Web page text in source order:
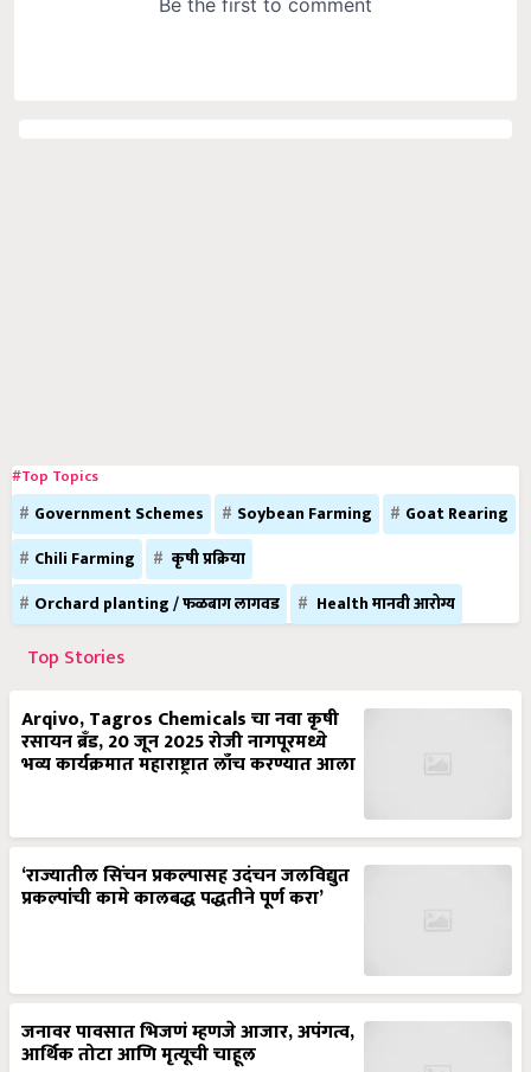
#Top Topics
Government Schemes Soybean Farming
Goat Rearing
Chili Farming
कृषी प्रक्रिया
Orchard planting / फळबाग लागवड
Health मानवी आरोग्य
Top Stories
Arqivo, Tagros Chemicals चा नवा कृषी
रसायन ब्रँड, 20 जून 2025 रोजी नागपूरमध्ये
भव्य कार्यक्रमात महाराष्ट्रात लाँच करण्यात आला
‘राज्यातील सिंचन प्रकल्पासह उदंचन जलविद्युत
प्रकल्पांची कामे कालबद्ध पद्धतीने पूर्ण करा’
जनावर पावसात भिजणं म्हणजे आजार, अपंगत्व,
आर्थिक तोटा आणि मृत्यूची चाहूल